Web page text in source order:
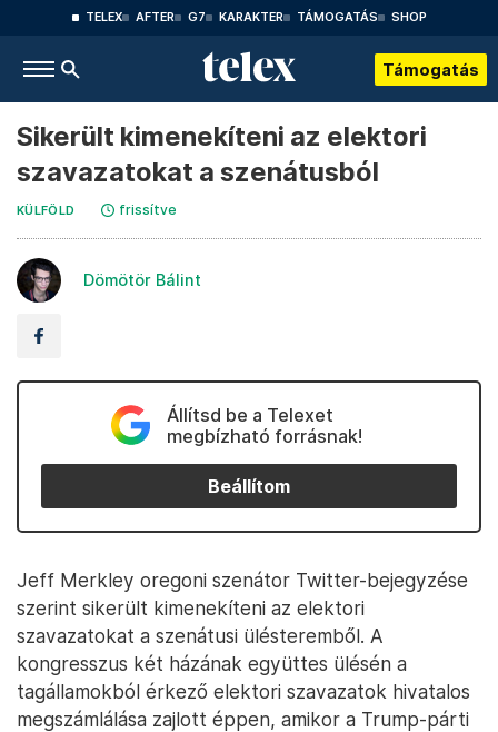
TELEX AFTER G7 KARAKTER TÁMOGATÁS SHOP
Támogatás
Sikerült kimenekíteni az elektori
szavazatokat a szenátusból
KÜLFÖLD frissítve
Dömötör Bálint
Állítsd be a Telexet
megbízható forrásnak!
Beállítom
Jeff Merkley oregoni szenátor Twitter-bejegyzése
szerint sikerült kimenekíteni az elektori
szavazatokat a szenátusi ülésteremből. A
kongresszus két házának együttes ülésén a
tagállamokból érkező elektori szavazatok hivatalos
megszámlálása zajlott éppen, amikor a Trump-párti